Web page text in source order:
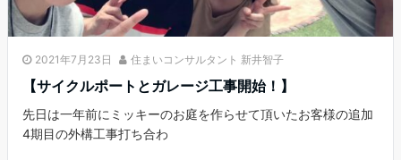
2021年7月23日 住まいコンサルタント 新井智子
【サイクルポートとガレージ工事開始！】
先日は一年前にミッキーのお庭を作らせて頂いたお客様の追加
4期目の外構工事打ち合わ